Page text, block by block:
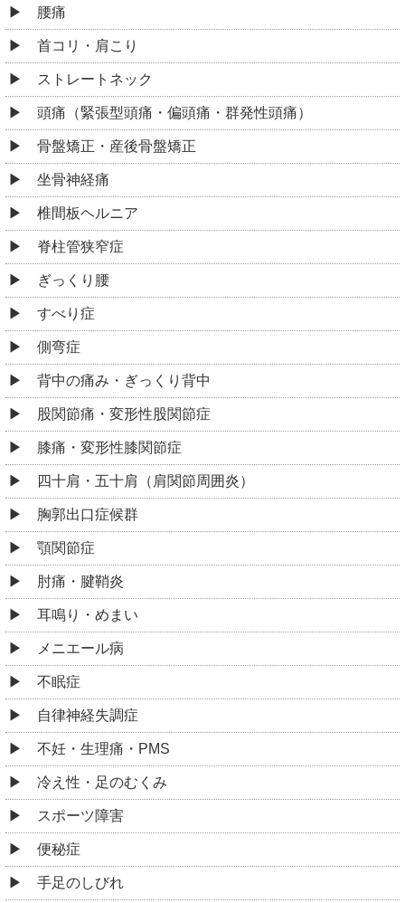
腰痛
首コリ・肩こり
ストレートネック
頭痛（緊張型頭痛・偏頭痛・群発性頭痛）
骨盤矯正・産後骨盤矯正
坐骨神経痛
椎間板ヘルニア
脊柱管狭窄症
ぎっくり腰
すべり症
側弯症
背中の痛み・ぎっくり背中
股関節痛・変形性股関節症
膝痛・変形性膝関節症
四十肩・五十肩（肩関節周囲炎）
胸郭出口症候群
顎関節症
肘痛・腱鞘炎
耳鳴り・めまい
メニエール病
不眠症
自律神経失調症
不妊・生理痛・PMS
冷え性・足のむくみ
スポーツ障害
便秘症
手足のしびれ